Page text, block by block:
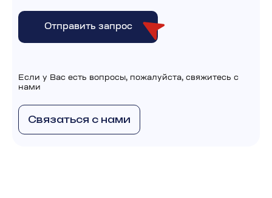
Если у Вас есть вопросы, пожалуйста, свяжитесь с
нами
Связаться с нами